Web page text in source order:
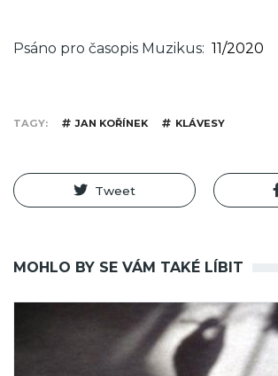
Psáno pro časopis Muzikus 11/2020
TAGY JAN KOŘÍNEK KLÁVESY
Tweet
MOHLO BY SE VÁM TAKÉ LÍBIT